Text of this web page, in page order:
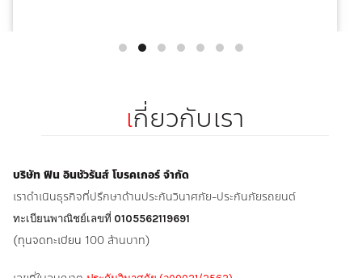
เกี่ยวกับเรา
บริษัท ฟิน อินชัวรันส์ โบรคเกอร์ จำกัด
เราดำเนินธุรกิจที่ปรึกษาด้านประกันวินาศภัย-ประกันภัยรถยนต์
ทะเบียนพาณิชย์เลขที่ 0105562119691
(ทุนจดทะเบียน 100 ล้านบาท)